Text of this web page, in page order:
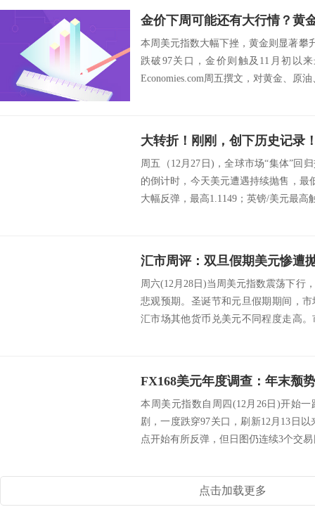
本周美元指数大幅下挫，黄金则显著攀
跌破97关口，金价则触及11月初以
Economies.com周五撰文，对黄金、原
周五（12月27日)，全球市场“集体”回
的倒计时，今天美元遭遇持续抛售，最
大幅反弹，最高1.1149；英镑/美元最高
周六(12月28日)当周美元指数震荡下行
悲观预期。圣诞节和元旦假期期间，
汇市场其他货币兑美元不同程度走高
本周美元指数自周四(12月26日)开始
剧，一度跌穿97关口，刷新12月13日
点开始有所反弹，但日图仍连续3个交
点击加载更多